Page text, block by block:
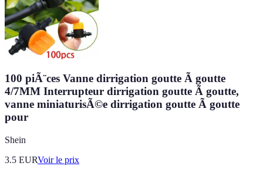
100 piÃ¨ces Vanne dirrigation goutte Ã goutte
4/7MM Interrupteur dirrigation goutte Ã goutte,
vanne miniaturisÃ©e dirrigation goutte Ã goutte
pour
Shein
3.5 EURVoir le prix